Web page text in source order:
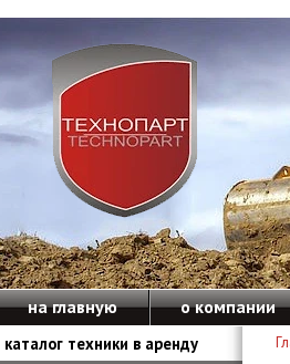
на главную о компании
каталог техники в аренду